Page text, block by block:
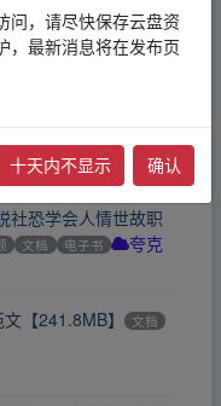
社恐学会人情世故职
文档 电子书 夸克
【241.8MB】 文档
问，请尽快保存云盘资
，最新消息将在发布页
十天内不显示 确认